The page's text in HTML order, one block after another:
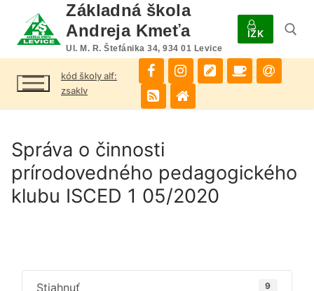
obsah
Základná škola
Andreja Kmeťa
Ul. M. R. Štefánika 34, 934 01 Levice
IŽK
Hľadať:
kód školy alf:
zsaklv
Správa o činnosti
prírodovedného pedagogického
klubu ISCED 1 05/2020
Stiahnuť 9